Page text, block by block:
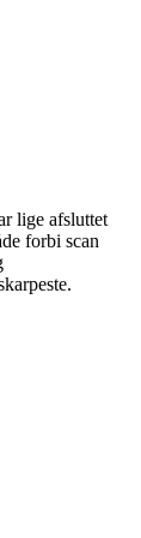
lige afsluttet
forbi scan